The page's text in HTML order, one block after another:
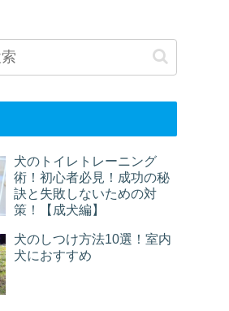
犬のトイレトレーニング
術！初心者必見！成功の秘
訣と失敗しないための対
策！【成犬編】
犬のしつけ方法10選！室内
犬におすすめ